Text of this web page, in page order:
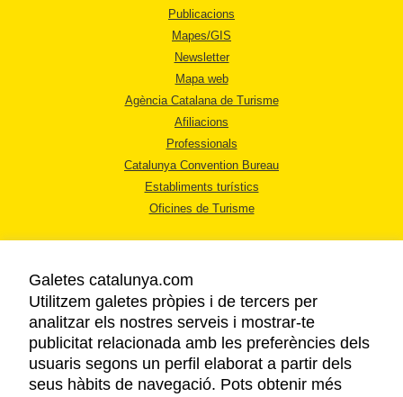
Publicacions
Mapes/GIS
Newsletter
Mapa web
Agència Catalana de Turisme
Afiliacions
Professionals
Catalunya Convention Bureau
Establiments turístics
Oficines de Turisme
AVÍS LEGAL
POLÍTICA DE PRIVACITAT
COOKIES
Galetes catalunya.com
Utilitzem galetes pròpies i de tercers per
analitzar els nostres serveis i mostrar-te
publicitat relacionada amb les preferències dels
usuaris segons un perfil elaborat a partir dels
seus hàbits de navegació. Pots obtenir més